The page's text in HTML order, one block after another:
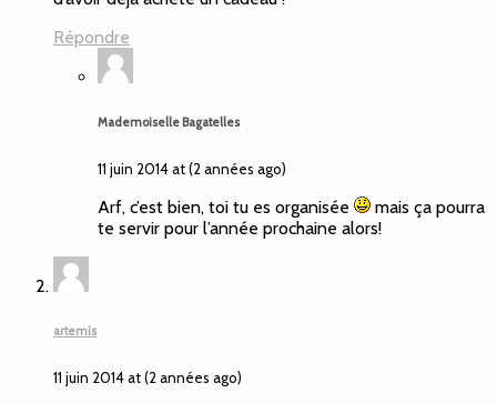
Répondre
Mademoiselle Bagatelles
11 juin 2014 at (2 années ago)
Arf, c’est bien, toi tu es organisée
mais ça pourra
te servir pour l’année prochaine alors!
artemis
11 juin 2014 at (2 années ago)